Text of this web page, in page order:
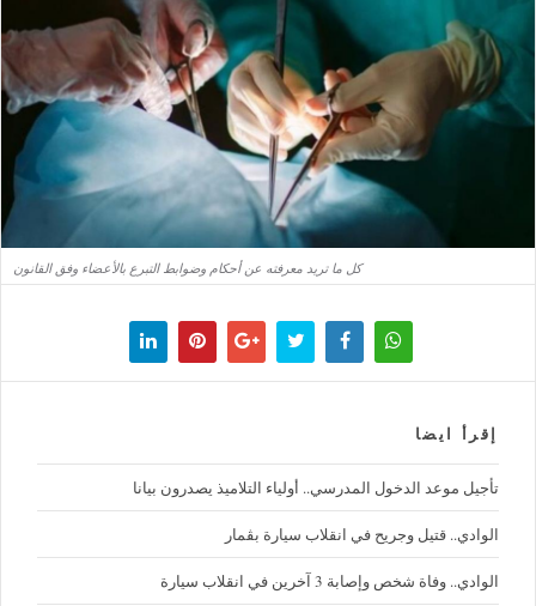
كل ما تريد معرفته عن أحكام وضوابط التبرع بالأعضاء وفق القانون
إقرأ ايضا
تأجيل موعد الدخول المدرسي.. أولياء التلاميذ يصدرون بيانا
الوادي.. قتيل وجريح في انقلاب سيارة بڨمار
الوادي.. وفاة شخص وإصابة 3 آخرين في انقلاب سيارة